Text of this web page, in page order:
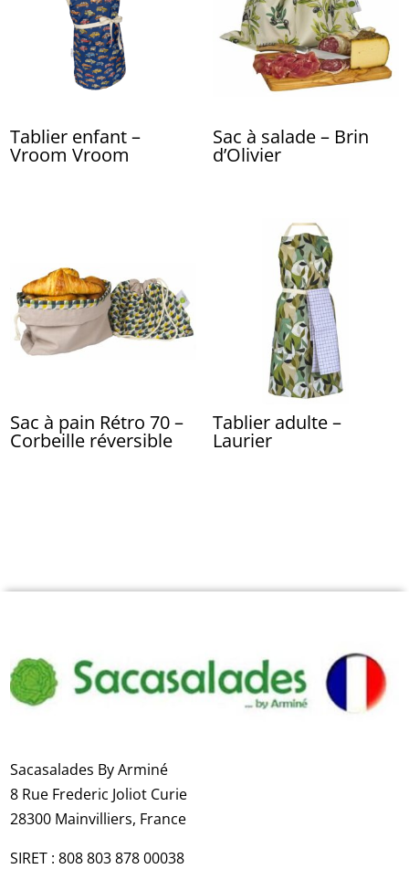
Tablier enfant –
Vroom Vroom
Sac à salade – Brin
d’Olivier
Sac à pain Rétro 70 –
Corbeille réversible
Tablier adulte –
Laurier
Sacasalades By Arminé
8 Rue Frederic Joliot Curie​
28300 Mainvilliers​, France
SIRET : 808 803 878 00038